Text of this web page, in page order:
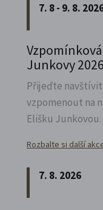
7. 8 - 9. 8.
Junkovy 2026
Přijeďte
vzpomenout na
Elišku Junkovou.
Rozbalte si další
7. 8. 2026